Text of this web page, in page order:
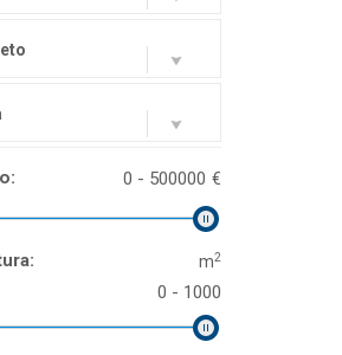
€
0 - 500000
m2
0 - 1000